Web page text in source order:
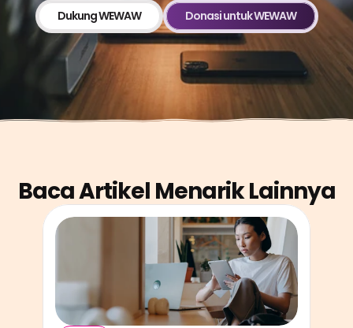
Dukung WEWAW Donasi untuk WEWAW
Baca Artikel Menarik Lainnya